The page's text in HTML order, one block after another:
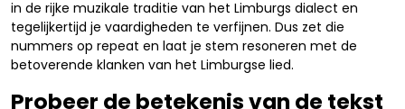
in de rijke muzikale traditie van het Limburgs dialect en
tegelijkertijd je vaardigheden te verfijnen. Dus zet die
nummers op repeat en laat je stem resoneren met de
betoverende klanken van het Limburgse lied.
Probeer de betekenis van de tekst